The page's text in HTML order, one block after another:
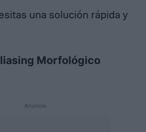
una solución rápida y
Morfológico